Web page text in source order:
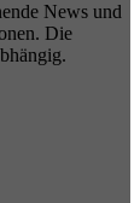
News und
Die